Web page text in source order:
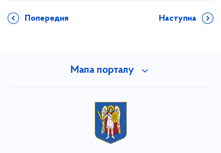
Попередня Наступна
Мапа порталу